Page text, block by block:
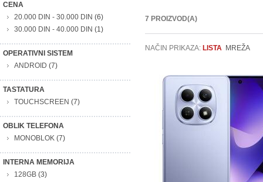
CENA
20.000 DIN - 30.000 DIN (6)
30.000 DIN - 40.000 DIN (1)
OPERATIVNI SISTEM
ANDROID (7)
TASTATURA
TOUCHSCREEN (7)
OBLIK TELEFONA
MONOBLOK (7)
INTERNA MEMORIJA
128GB (3)
7 PROIZVOD(A)
NAČIN PRIKAZA: LISTA MREŽA